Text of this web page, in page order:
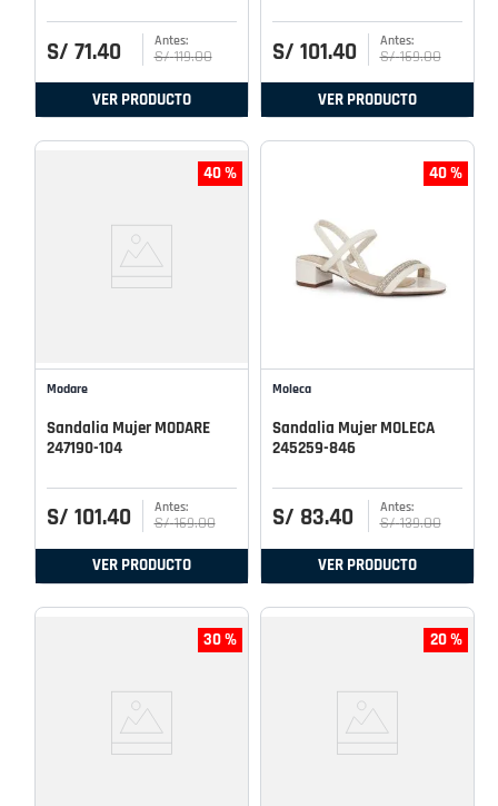
S/ 71.40 S/ 119.00
VER PRODUCTO
S/ 101.40 S/ 169.00
VER PRODUCTO
40 %
Modare
Sandalia Mujer MODARE
247190-104
S/ 101.40 S/ 169.00
VER PRODUCTO
40 %
Moleca
Sandalia Mujer MOLECA
245259-846
S/ 83.40 S/ 139.00
VER PRODUCTO
30 % 20 %